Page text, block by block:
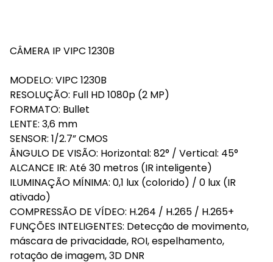
CÂMERA IP VIPC 1230B
MODELO: VIPC 1230B
RESOLUÇÃO: Full HD 1080p (2 MP)
FORMATO: Bullet
LENTE: 3,6 mm
SENSOR: 1/2.7” CMOS
ÂNGULO DE VISÃO: Horizontal: 82° / Vertical: 45°
ALCANCE IR: Até 30 metros (IR inteligente)
ILUMINAÇÃO MÍNIMA: 0,1 lux (colorido) / 0 lux (IR
ativado)
COMPRESSÃO DE VÍDEO: H.264 / H.265 / H.265+
FUNÇÕES INTELIGENTES: Detecção de movimento,
máscara de privacidade, ROI, espelhamento,
rotação de imagem, 3D DNR